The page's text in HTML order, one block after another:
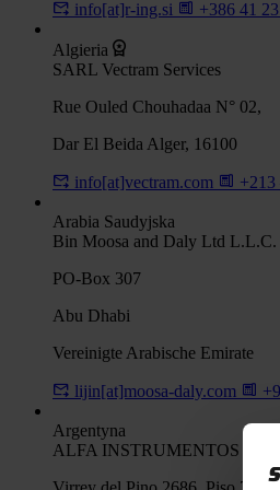
info[at]r-ing.si +386 41
Algieria
SARL Vectram Services
Rue Ouled Chouhadaa N° 02,
Dar El Beida Alger, 16100
info[at]vectram.com +213
Arabia Saudyjska
Bin Moosa and Daly Ltd L.L.C.
PO-Box 307
Abu Dhabi
Vereinigte Arabische Emirate
lijin[at]moosa-daly.com
Argentyna
ALFA INSTRUMENTOS S.R.L.